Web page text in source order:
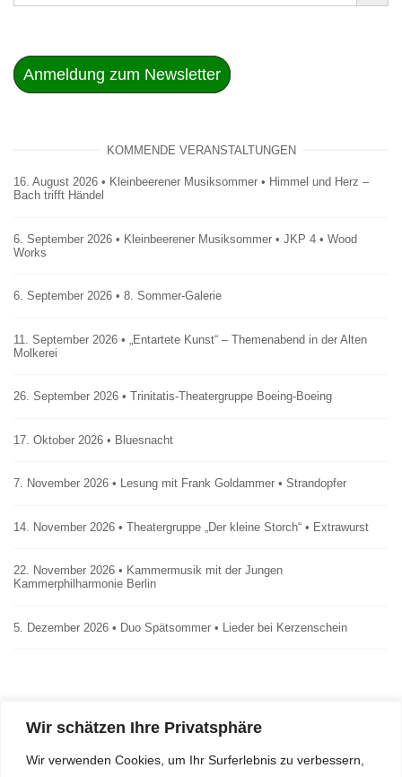
Wir schätzen Ihre Privatsphäre
Wir verwenden Cookies, um Ihr Surferlebnis zu verbessern,
Anmeldung zum Newsletter
KOMMENDE VERANSTALTUNGEN
16. August 2026 • Kleinbeerener Musiksommer • Himmel und Herz –
Bach trifft Händel
6. September 2026 • Kleinbeerener Musiksommer • JKP 4 • Wood
Works
6. September 2026 • 8. Sommer-Galerie
11. September 2026 • „Entartete Kunst“ – Themenabend in der Alten
Molkerei
26. September 2026 • Trinitatis-Theatergruppe Boeing-Boeing
17. Oktober 2026 • Bluesnacht
7. November 2026 • Lesung mit Frank Goldammer • Strandopfer
14. November 2026 • Theatergruppe „Der kleine Storch“ • Extrawurst
22. November 2026 • Kammermusik mit der Jungen
Kammerphilharmonie Berlin
5. Dezember 2026 • Duo Spätsommer • Lieder bei Kerzenschein